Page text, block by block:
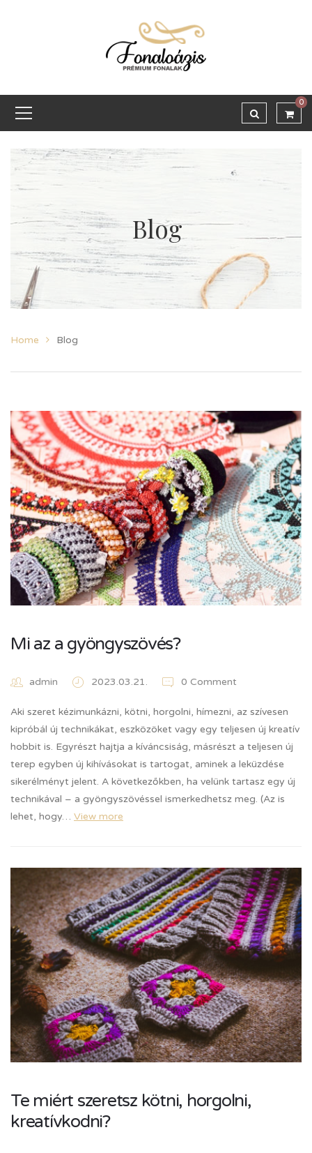
0
Blog
Home Blog
Mi az a gyöngyszövés?
admin 2023.03.21. 0 Comment
Aki szeret kézimunkázni, kötni, horgolni, hímezni, az szívesen
kipróbál új technikákat, eszközöket vagy egy teljesen új kreatív
hobbit is. Egyrészt hajtja a kíváncsiság, másrészt a teljesen új
terep egyben új kihívásokat is tartogat, aminek a leküzdése
sikerélményt jelent. A következőkben, ha velünk tartasz egy új
technikával – a gyöngyszövéssel ismerkedhetsz meg. (Az is
lehet, hogy… View more
Te miért szeretsz kötni, horgolni,
kreatívkodni?